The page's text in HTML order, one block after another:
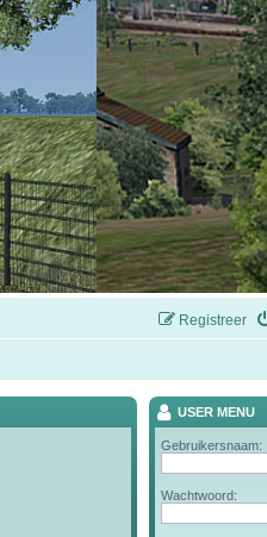
Registreer
USER MENU
Gebruikersnaam:
Wachtwoord: